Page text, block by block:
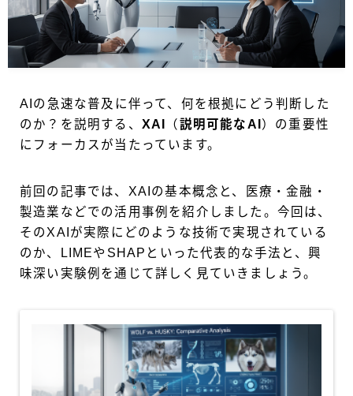
BlueMeme
AIの急速な普及に伴って、何を根拠にどう判断した
のか？を説明する、 XAI （ 説明可能なAI ）の重要性
にフォーカスが当たっています。
前回の記事では、XAIの基本概念と、医療・金融・
製造業などでの活用事例を紹介しました。今回は、
そのXAIが実際にどのような技術で実現されている
のか、LIMEやSHAPといった代表的な手法と、興
味深い実験例を通じて詳しく見ていきましょう。